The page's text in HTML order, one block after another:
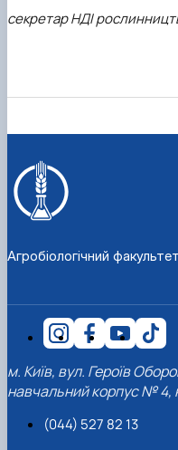
секретар НДІ
Агробіологічний факультет
м. Київ, вул. Героїв
навчальний корпус № 4,
(044) 527 82 13